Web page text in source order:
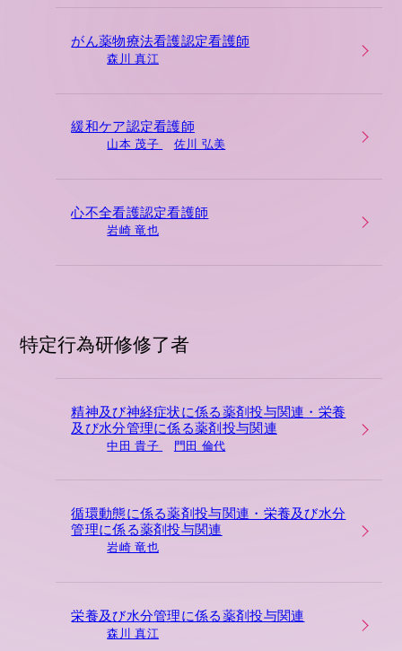
がん薬物療法看護認定看護師
森川 真江
緩和ケア認定看護師
山本 茂子 佐川 弘美
心不全看護認定看護師
岩崎 竜也
特定行為研修修了者
精神及び神経症状に係る薬剤投与関連・栄養
及び水分管理に係る薬剤投与関連
中田 貴子 門田 倫代
循環動態に係る薬剤投与関連・栄養及び水分
管理に係る薬剤投与関連
岩崎 竜也
栄養及び水分管理に係る薬剤投与関連
森川 真江